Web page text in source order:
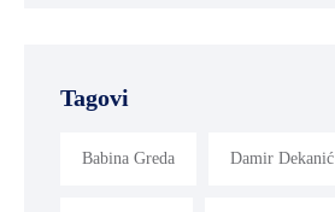
Tagovi
Babina Greda Damir Dekanić